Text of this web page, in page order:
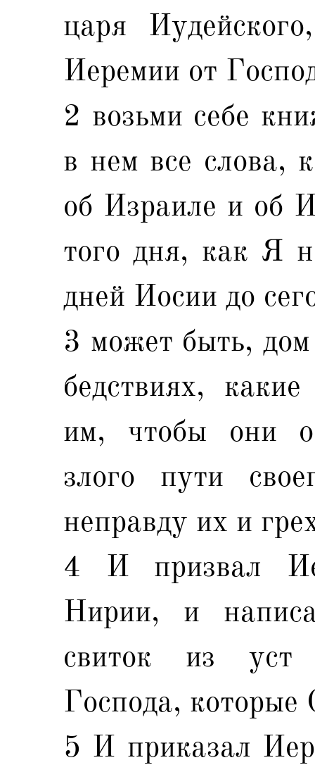
царя
Иеремии от
2 возьми себе
в нем все слова,
об Израиле и об
того дня, как Я
дней Иосии до
3 может быть,
бедствиях,
им, чтобы они
злого пути
неправду их и
4 И призвал
Нирии, и
свиток из уст
Господа, которые
5 И приказал